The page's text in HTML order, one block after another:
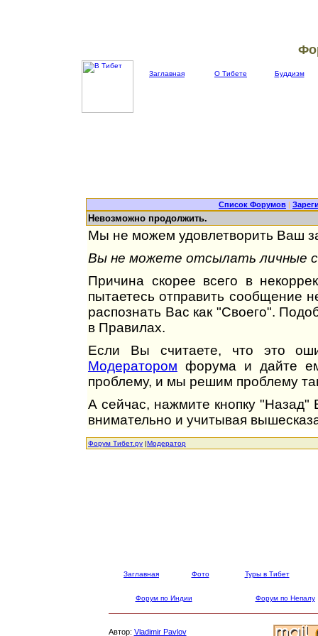
Заглавная О Тибете Буддизм
Список Форумов |
Невозможно продолжить.
Мы не можем удовлетворить Ваш
Вы не можете отсылать личные
Причина скорее всего в
пытаетесь отправить сообщение
распознать Вас как "Своего".
в Правилах.
Если Вы считаете, что это
Модератором форума и дайте
проблему, и мы решим проблему
А сейчас, нажмите кнопку
внимательно и учитывая
Форум Тибет.ру |Модератор
Заглавная Фото Туры в Тибет
Форум по Индии Форум по Непалу
Автор: Vladimir Pavlov